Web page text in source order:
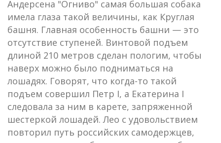
Андерсена "Огниво" самая большая собака
имела глаза такой величины, как Круглая
башня. Главная особенность башни — это
отсутствие ступеней. Винтовой подъем
длиной 210 метров сделан пологим, чтобы
наверх можно было подниматься на
лошадях. Говорят, что когда-то такой
подъем совершил Петр I, а Екатерина I
следовала за ним в карете, запряженной
шестеркой лошадей. Лео с удовольствием
повторил путь российских самодержцев,